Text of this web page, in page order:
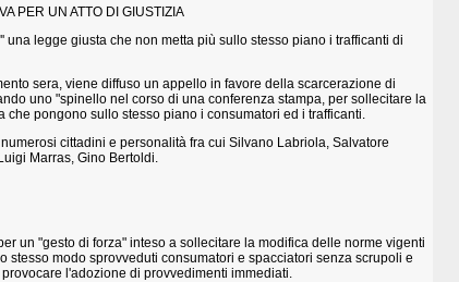
PER UN ATTO DI GIUSTIZIA
legge giusta che non metta più sullo stesso piano i trafficanti di
sera, viene diffuso un appello in favore della scarcerazione di
uno "spinello nel corso di una conferenza stampa, per sollecitare la
pongono sullo stesso piano i consumatori ed i trafficanti.
cittadini e personalità fra cui Silvano Labriola, Salvatore
Marras, Gino Bertoldi.
un "gesto di forza" inteso a sollecitare la modifica delle norme vigenti
stesso modo sprovveduti consumatori e spacciatori senza scrupoli e
l'adozione di provvedimenti immediati.